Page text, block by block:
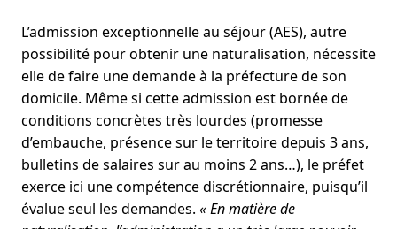
L’admission exceptionnelle au séjour (AES), autre
possibilité pour obtenir une naturalisation, nécessite
elle de faire une demande à la préfecture de son
domicile. Même si cette admission est bornée de
conditions concrètes très lourdes (promesse
d’embauche, présence sur le territoire depuis 3 ans,
bulletins de salaires sur au moins 2 ans…), le préfet
exerce ici une compétence discrétionnaire, puisqu’il
évalue seul les demandes. « En matière de